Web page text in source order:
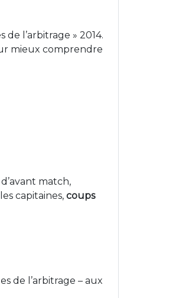
l’arbitrage » 2014.
mieux comprendre
d’avant match,
capitaines, coups
de l’arbitrage – aux